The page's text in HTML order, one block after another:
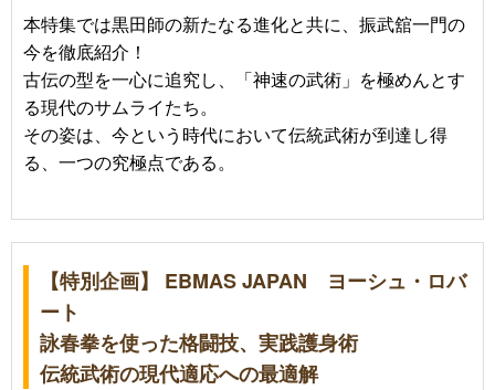
本特集では黒田師の新たなる進化と共に、振武舘一門の
今を徹底紹介！
古伝の型を一心に追究し、「神速の武術」を極めんとす
る現代のサムライたち。
その姿は、今という時代において伝統武術が到達し得
る、一つの究極点である。
【特別企画】 EBMAS JAPAN ヨーシュ・ロバ
ート
詠春拳を使った格闘技、実践護身術
伝統武術の現代適応への最適解